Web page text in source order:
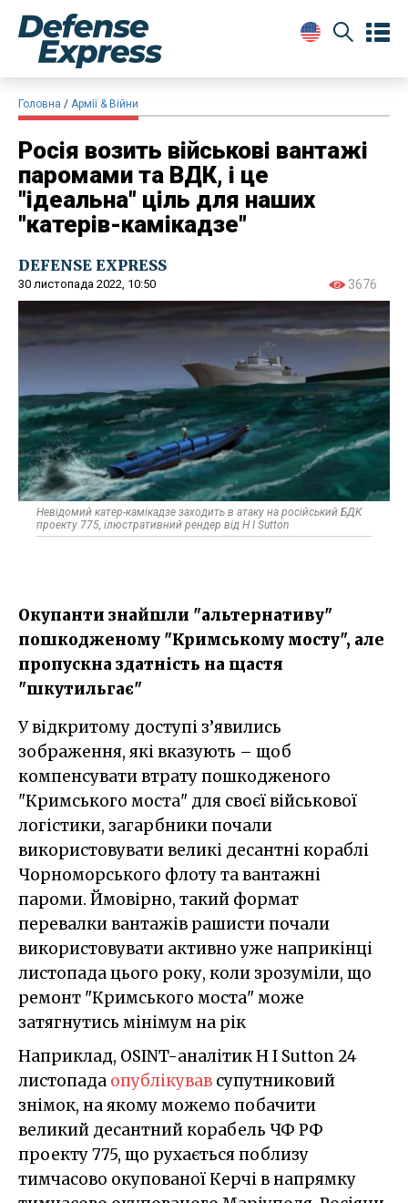
Головна Армії & Війни
Росія возить військові вантажі
паромами та ВДК, і це
"ідеальна" ціль для наших
"катерів-камікадзе"
DEFENSE EXPRESS
30 листопада 2022, 10:50 3676
Невідомий катер-камікадзе заходить в атаку на російський БДК
проекту 775, ілюстративний рендер від H I Sutton
Окупанти знайшли "альтернативу"
пошкодженому "Кримському мосту", але
пропускна здатність на щастя
"шкутильгає"
У відкритому доступі з’явились
зображення, які вказують – щоб
компенсувати втрату пошкодженого
"Кримського моста" для своєї військової
логістики, загарбники почали
використовувати великі десантні кораблі
Чорноморського флоту та вантажні
пароми. Ймовірно, такий формат
перевалки вантажів рашисти почали
використовувати активно уже наприкінці
листопада цього року, коли зрозуміли, що
ремонт "Кримського моста" може
затягнутись мінімум на рік
Наприклад, OSINT-аналітик H I Sutton 24
листопада опублікував супутниковий
знімок, на якому можемо побачити
великий десантний корабель ЧФ РФ
проекту 775, що рухається поблизу
тимчасово окупованої Керчі в напрямку